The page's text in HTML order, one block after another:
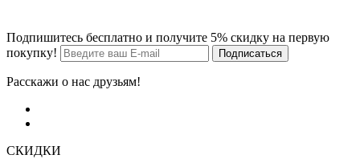
Подпишитесь бесплатно и получите 5% скидку на первую
покупку!
Расскажи о нас друзьям!
СКИДКИ